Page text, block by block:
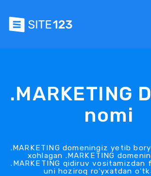
.MARKETING
nomi
.MARKETING domeningiz yetib
xohlagan .MARKETING
.MARKETING qidiruv vositamizdan
uni hoziroq roʻyxatdan